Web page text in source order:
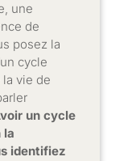
une
de
posez la
cycle
vie de
un cycle
la
identifiez